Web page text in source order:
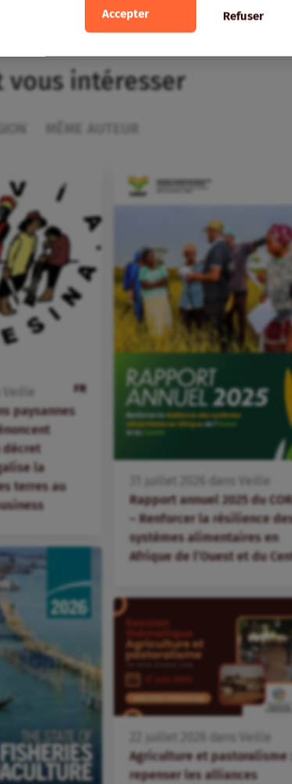
Accepter Refuser
intéresser
MÊME AUTEUR
FR
Veille
paysannes
décret
la
terres au
juillet dans
Veille
Rapport annuel 2025 du
– Renforcer la résilience
systèmes alimentaires en
Afrique de l’Ouest et du
juillet dans
Veille
Agriculture et pastoralisme :
repenser les alliances